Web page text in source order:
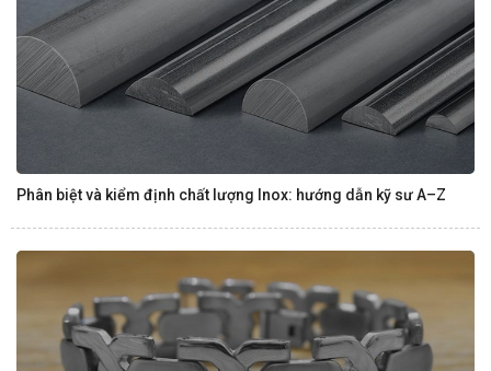
Phân biệt và kiểm định chất lượng Inox: hướng dẫn kỹ sư A–Z